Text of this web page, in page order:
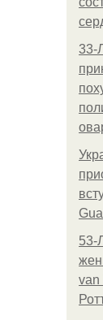
33-
53-
van